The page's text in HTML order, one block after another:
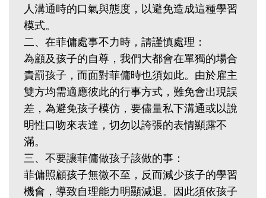
人溝通時的口氣與態度，以避免造成這種學習
模式。
二、在菲傭處事不力時，請謹慎處理：
為顧及孩子的自尊，我們大都會在單獨的場合
責罰孩子，而面對菲傭時也須如此。由於雇主
雙方均需適應彼此的行事方式，難免會出現誤
差，為避免孩子模仿，要儘量私下溝通或以說
明性口吻來表達，切勿以誇張的表情顯露不
滿。
三、不要讓菲傭做孩子該做的事：
菲傭照顧孩子無微不至，反而減少孩子的學習
機會，導致自理能力明顯減退。因此須依孩子